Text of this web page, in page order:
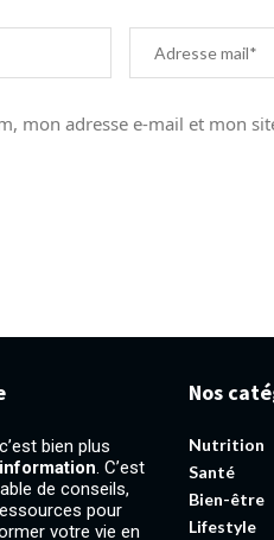
mon adresse e-mail et mon
bien plus
information. C’est
de conseils,
pour
votre vie en
Nos
Nutrition
Santé
Bien-être
Lifestyle